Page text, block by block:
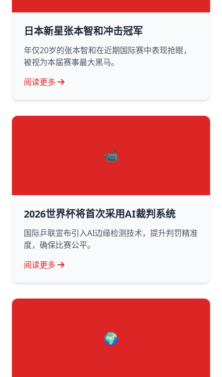
日本新星张本智和冲击冠军
年仅20岁的张本智和在近期国际赛中表现抢眼，
被视为本届赛事最大黑马。
阅读更多
📹
2026世界杯将首次采用AI裁判系统
国际乒联宣布引入AI边缘检测技术，提升判罚精准
度，确保比赛公平。
阅读更多
🌍